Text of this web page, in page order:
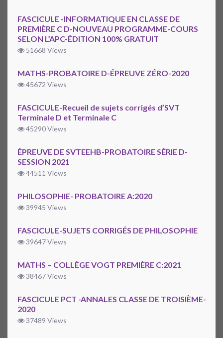
FASCICULE -INFORMATIQUE EN CLASSE DE
PREMIÈRE C D-NOUVEAU PROGRAMME-COURS
SELON L’APC-ÉDITION 100% GRATUIT
51668 Views
MATHS-PROBATOIRE D-ÉPREUVE ZÉRO-2020
45672 Views
FASCICULE-Recueil de sujets corrigés d’SVT
Terminale D et Terminale C
45290 Views
ÉPREUVE DE SVTEEHB-PROBATOIRE SÉRIE D-
SESSION 2021
44511 Views
PHILOSOPHIE- PROBATOIRE A:2020
39945 Views
FASCICULE-SUJETS CORRIGÉS DE PHILOSOPHIE
39647 Views
MATHS – COLLÈGE VOGT PREMIÈRE C:2021
38467 Views
FASCICULE PCT -ANNALES CLASSE DE TROISIÈME-
2020
37489 Views